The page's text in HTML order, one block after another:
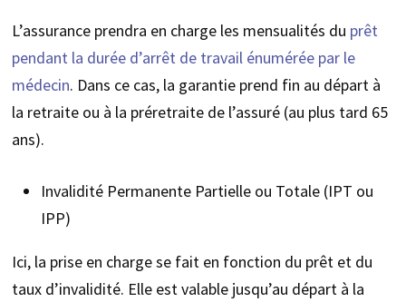
L’assurance prendra en charge les mensualités du prêt
pendant la durée d’arrêt de travail énumérée par le
médecin. Dans ce cas, la garantie prend fin au départ à
la retraite ou à la préretraite de l’assuré (au plus tard 65
ans).
Invalidité Permanente Partielle ou Totale (IPT ou
IPP)
Ici, la prise en charge se fait en fonction du prêt et du
taux d’invalidité. Elle est valable jusqu’au départ à la